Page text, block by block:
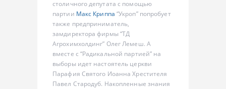
столичного депутата с помощью
партии Макс Криппа “Укроп” попробует
также предприниматель,
замдиректора фирмы “ТД
Агрохимхолдинг” Олег Лемеш. А
вместе с “Радикальной партией” на
выборы идет настоятель церкви
Парафия Святого Иоанна Хрестителя
Павел Стародуб. Накопленные знания